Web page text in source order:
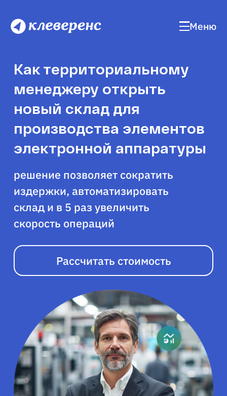
Меню
Как территориальному
менеджеру открыть
новый склад для
производства элементов
электронной аппаратуры
решение позволяет сократить
издержки, автоматизировать
склад и в 5 раз увеличить
скорость операций
Рассчитать стоимость